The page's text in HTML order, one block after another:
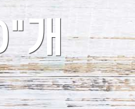
개